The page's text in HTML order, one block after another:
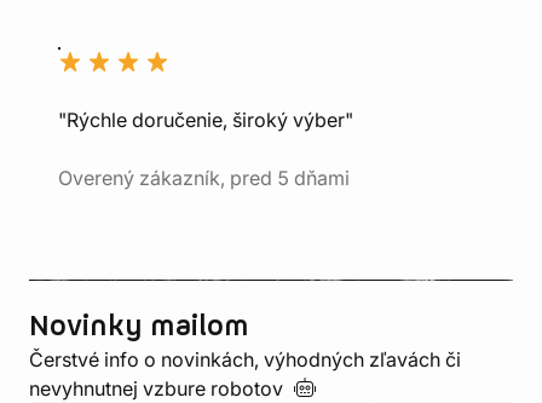
"Rýchle doručenie, široký výber"
Overený zákazník, pred 5 dňami
Novinky mailom
Čerstvé info o novinkách, výhodných zľavách či
nevyhnutnej vzbure robotov